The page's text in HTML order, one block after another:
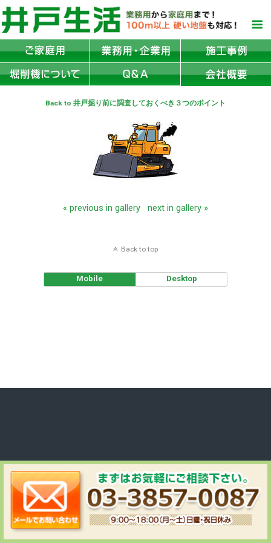
Back to 井戸掘り前に調査しておくべき３つのポイント
« previous in gallery next in gallery »
Back to top
Mobile Desktop